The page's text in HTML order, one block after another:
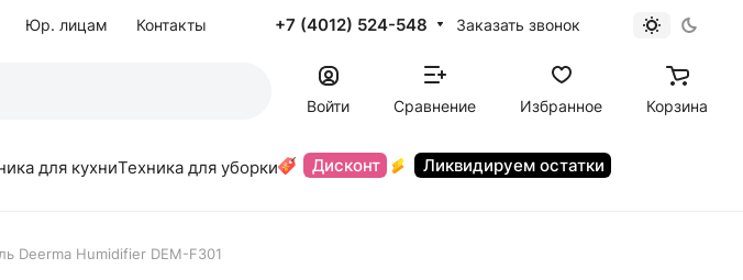
Юр. лицам Контакты +7 (4012) 524-548 Заказать звонок
Войти Сравнение Избранное Корзина
для кухниТехника для уборки Дисконт Ликвидируем остатки
Deerma Humidifier DEM-F301